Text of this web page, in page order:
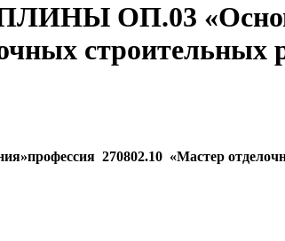
ОП.03 «Основы
строительных
профессия 270802.10 «Мастер